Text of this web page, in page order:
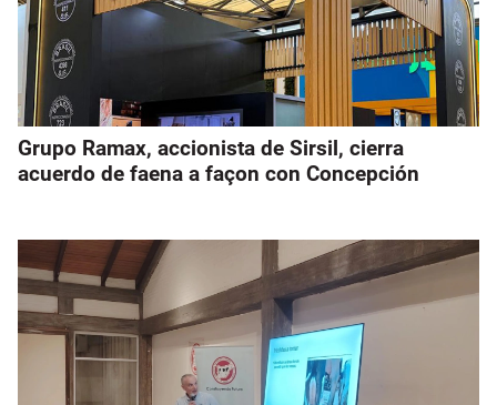
Grupo Ramax, accionista de Sirsil, cierra
acuerdo de faena a façon con Concepción